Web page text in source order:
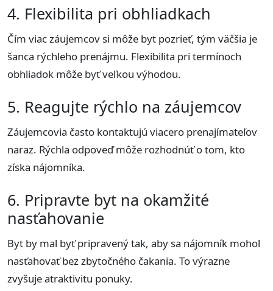
4. Flexibilita pri obhliadkach
Čím viac záujemcov si môže byt pozrieť, tým väčšia je
šanca rýchleho prenájmu. Flexibilita pri termínoch
obhliadok môže byť veľkou výhodou.
5. Reagujte rýchlo na záujemcov
Záujemcovia často kontaktujú viacero prenajímateľov
naraz. Rýchla odpoveď môže rozhodnúť o tom, kto
získa nájomníka.
6. Pripravte byt na okamžité
nasťahovanie
Byt by mal byť pripravený tak, aby sa nájomník mohol
nasťahovať bez zbytočného čakania. To výrazne
zvyšuje atraktivitu ponuky.